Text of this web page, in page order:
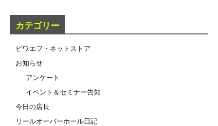
カテゴリー
ビワエフ・ネットストア
お知らせ
アンケート
イベント＆セミナー告知
今日の店長
リールオーバーホール日記